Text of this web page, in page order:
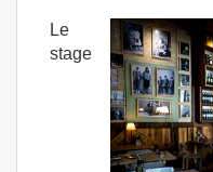
Le
stage